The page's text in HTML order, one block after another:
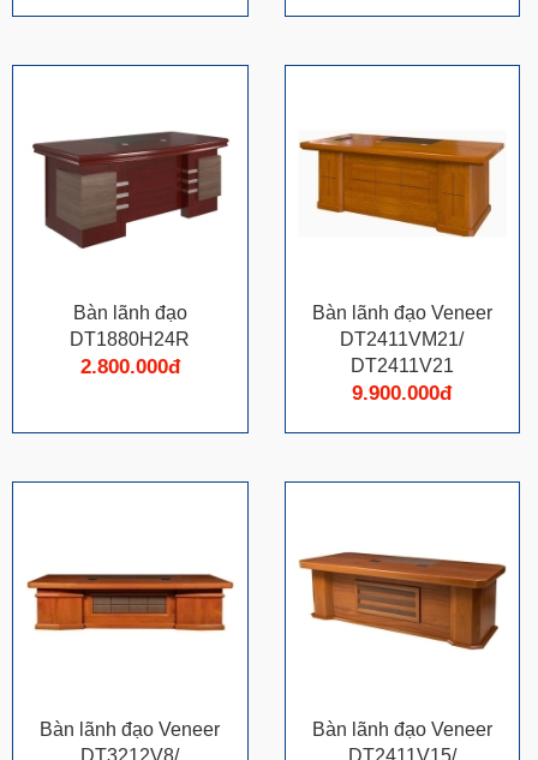
Bàn lãnh đạo
DT1880H24R
2.800.000đ
Bàn lãnh đạo Veneer
DT2411VM21/
DT2411V21
9.900.000đ
Bàn lãnh đạo Veneer
DT3212V8/
Bàn lãnh đạo Veneer
DT2411V15/